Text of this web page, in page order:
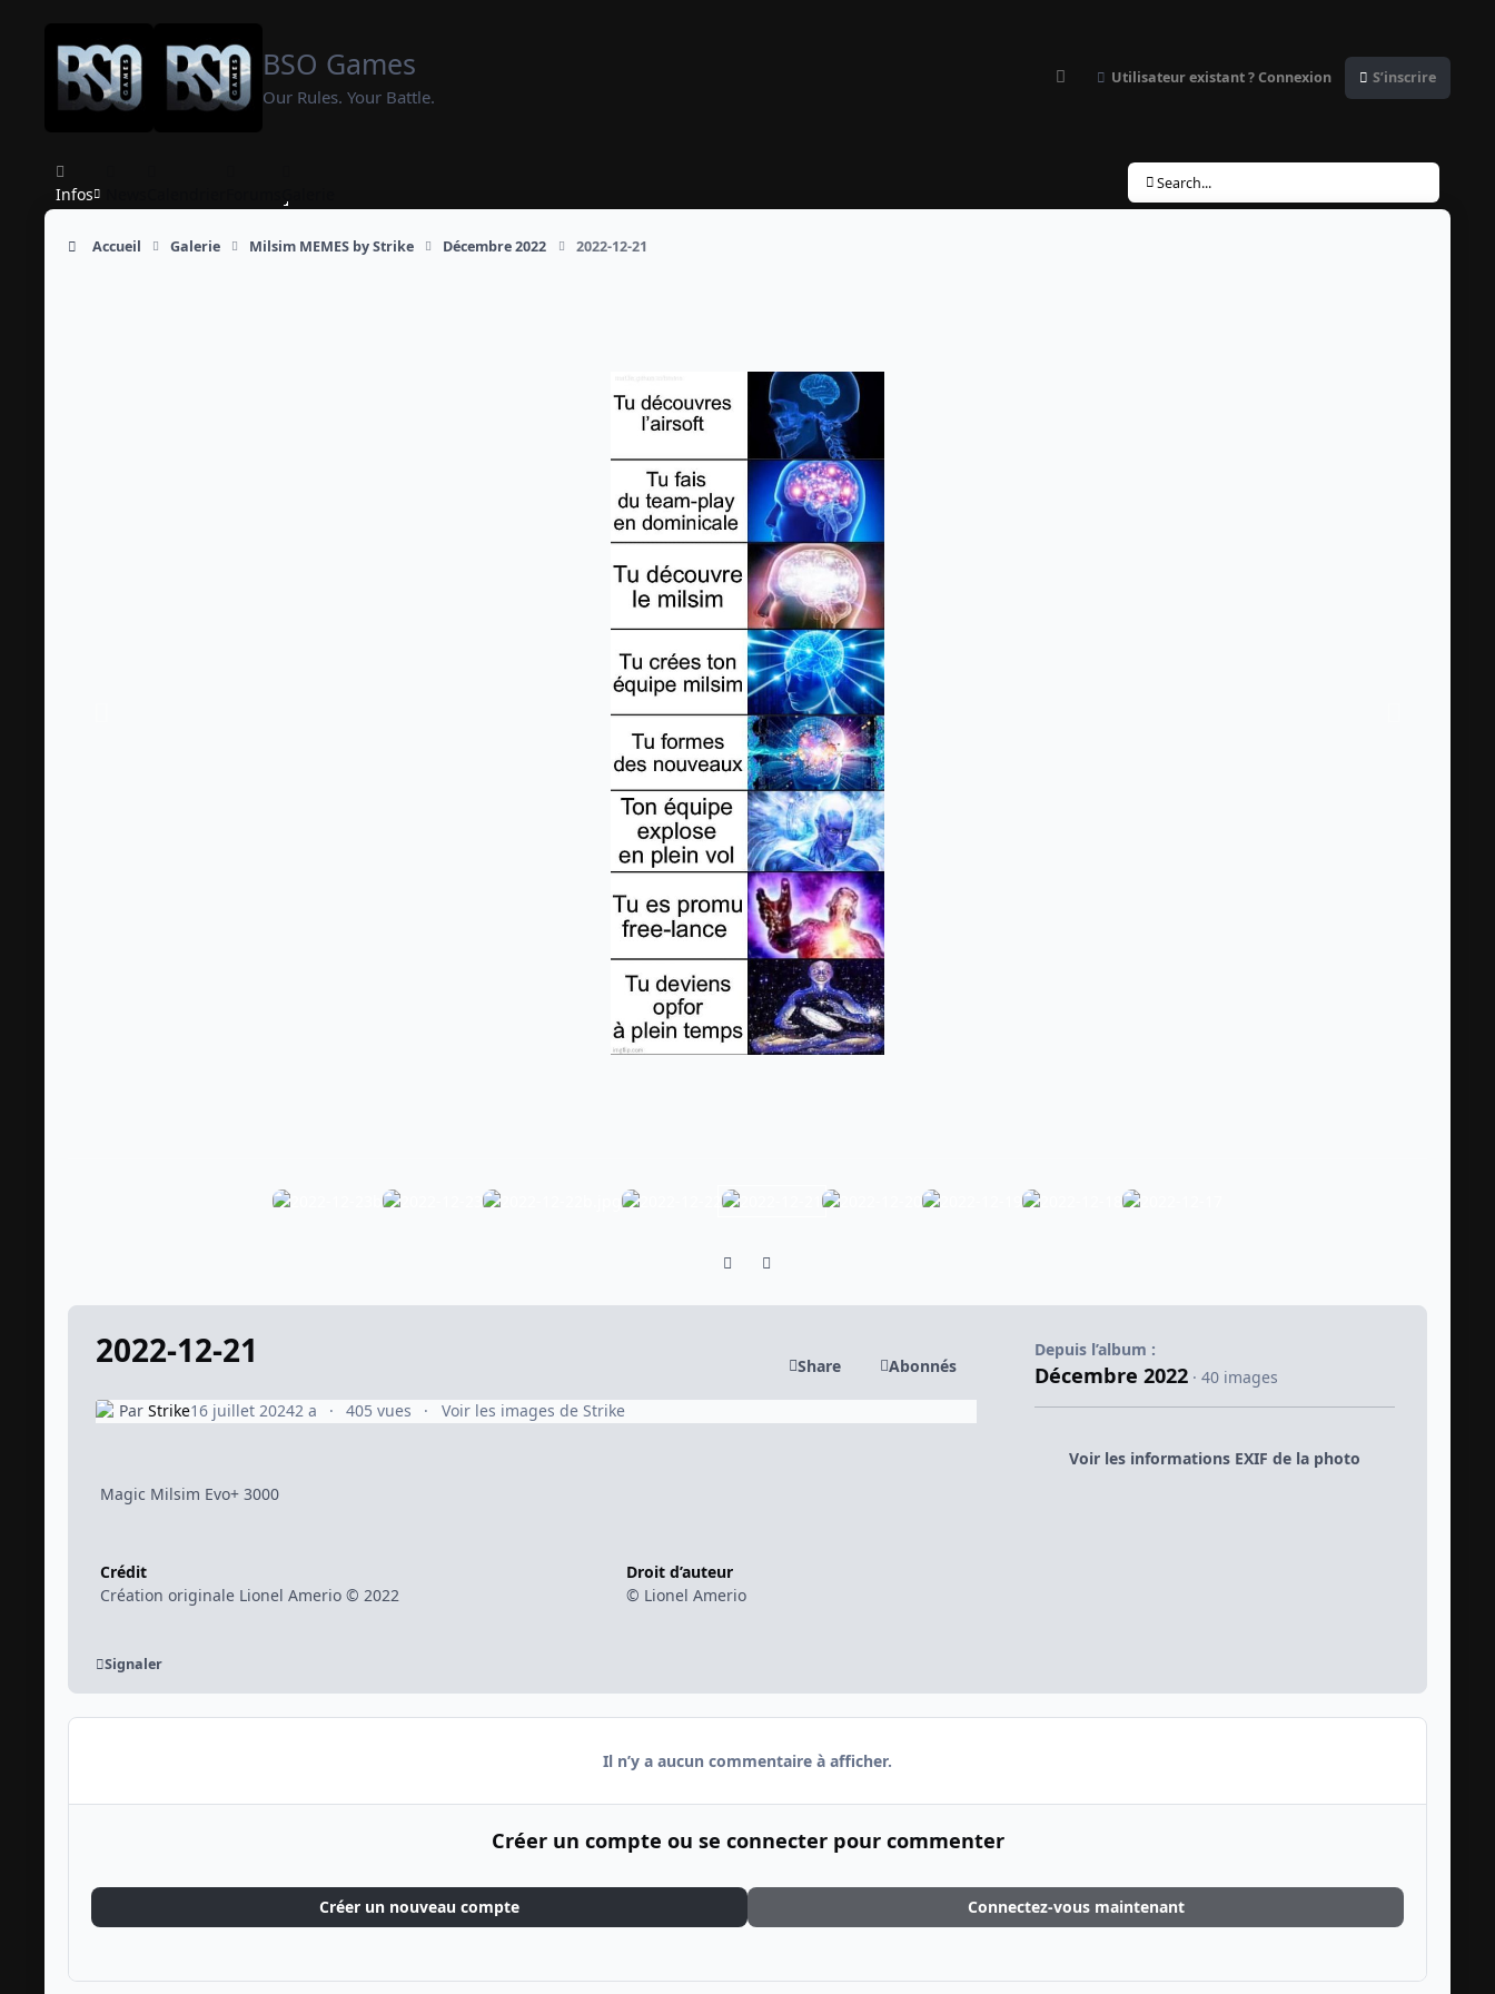
BSO Games
Our Rules. Your Battle. CustomizerUtilisateur existant ? Connexion S’inscrire
Infos
Search...
Accueil Galerie Milsim MEMES by Strike Décembre 2022 2022-12-21
Previous carousel slide
Next carousel slide
2022-12-21 Share Abonnés
Par Strike16 juillet 20242 a 405 vues Voir les images de Strike
Magic Milsim Evo+ 3000
Crédit
Création originale Lionel Amerio © 2022
Droit d’auteur
© Lionel Amerio
Signaler
Depuis l’album :
Décembre 2022 · 40 images
Voir les informations EXIF de la photo
Il n’y a aucun commentaire à afficher.
Créer un compte ou se connecter pour commenter
Créer un nouveau compte Connectez-vous maintenant